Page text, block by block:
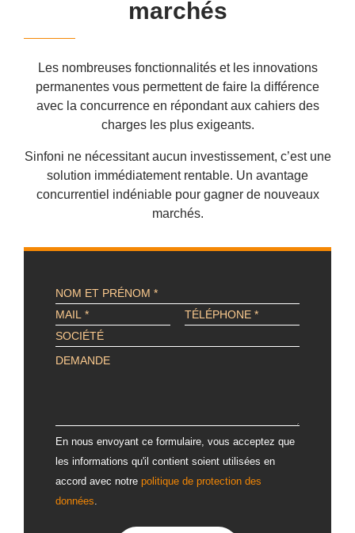
marchés
Les nombreuses fonctionnalités et les innovations
permanentes vous permettent de faire la différence
avec la concurrence en répondant aux cahiers des
charges les plus exigeants.
Sinfoni ne nécessitant aucun investissement, c’est une
solution immédiatement rentable. Un avantage
concurrentiel indéniable pour gagner de nouveaux
marchés.
En nous envoyant ce formulaire, vous acceptez que
les informations qu'il contient soient utilisées en
accord avec notre politique de protection des
données